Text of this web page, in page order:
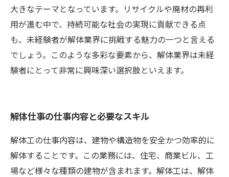
大きなテーマとなっています。リサイクルや廃材の再利
用が進む中で、持続可能な社会の実現に貢献できる点
も、未経験者が解体業界に挑戦する魅力の一つと言える
でしょう。このような多彩な要素から、解体業界は未経
験者にとって非常に興味深い選択肢といえます。
解体仕事の仕事内容と必要なスキル
解体工の仕事内容は、建物や構造物を安全かつ効率的に
解体することです。この業務には、住宅、商業ビル、工
場など様々な種類の建物が含まれます。解体工は、解体